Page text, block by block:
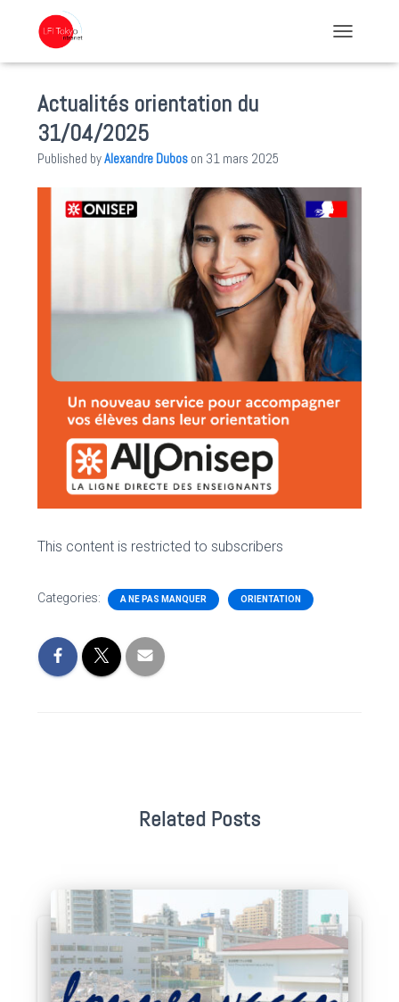
Actualités orientation du
31/04/2025
Published byAlexandre Dubos on 31 mars 2025
This content is restricted to subscribers
Categories: A NE PAS MANQUER ORIENTATION
Related Posts